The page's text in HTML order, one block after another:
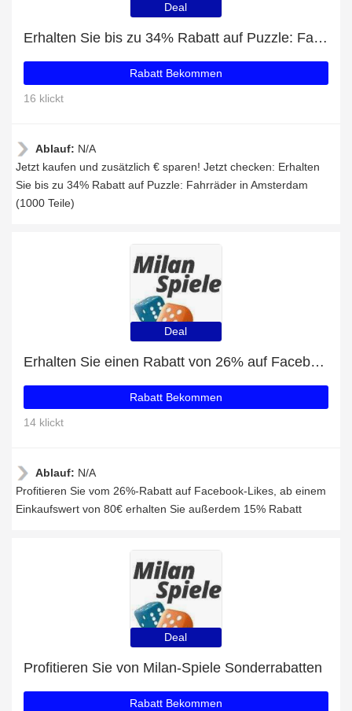
Deal
Erhalten Sie bis zu 34% Rabatt auf Puzzle: Fahrräder in Amsterdam (1000 Teile)
Rabatt Bekommen
16 klickt
Ablauf: N/A
Jetzt kaufen und zusätzlich € sparen! Jetzt checken: Erhalten
Sie bis zu 34% Rabatt auf Puzzle: Fahrräder in Amsterdam
(1000 Teile)
Deal
Erhalten Sie einen Rabatt von 26% auf Facebook-Likes
Rabatt Bekommen
14 klickt
Ablauf: N/A
Profitieren Sie vom 26%-Rabatt auf Facebook-Likes, ab einem
Einkaufswert von 80€ erhalten Sie außerdem 15% Rabatt
Deal
Profitieren Sie von Milan-Spiele Sonderrabatten
Rabatt Bekommen